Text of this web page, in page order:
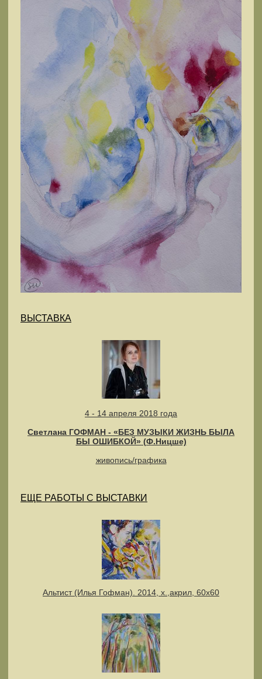
ВЫСТАВКА
4 - 14 апреля 2018 года
Светлана ГОФМАН - «БЕЗ МУЗЫКИ ЖИЗНЬ БЫЛА
БЫ ОШИБКОЙ» (Ф.Ницше)
живопись/графика
ЕЩЕ РАБОТЫ С ВЫСТАВКИ
Альтист (Илья Гофман). 2014, х.,акрил, 60х60